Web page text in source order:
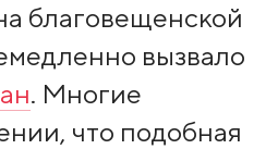
благовещенской
вызвало
. Многие
что подобная